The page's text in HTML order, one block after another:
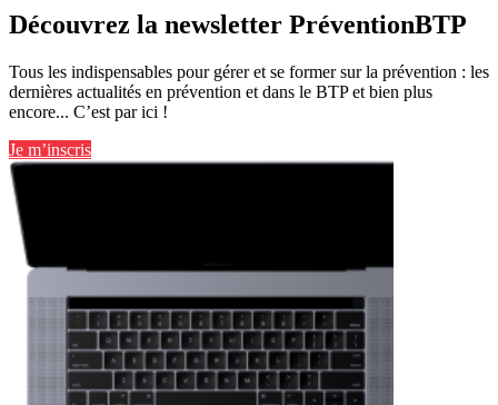
Découvrez la newsletter PréventionBTP
Tous les indispensables pour gérer et se former sur la prévention : les
dernières actualités en prévention et dans le BTP et bien plus
encore... C’est par ici !
Je m’inscris